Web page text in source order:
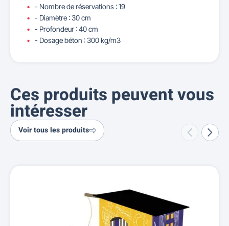
- Nombre de réservations : 19
- Diamètre : 30 cm
- Profondeur : 40 cm
- Dosage béton : 300 kg/m3
Ces produits peuvent vous
intéresser
Voir tous les produits